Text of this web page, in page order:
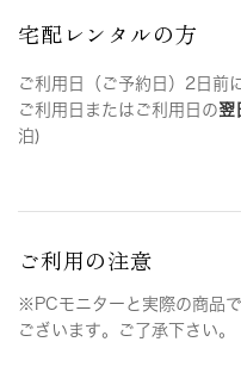
宅配レンタルの方
ご利用日（ご予約日）2日前
ご利用日またはご利用日の翌
泊)
ご利用の注意
※PCモニターと実際の商品
ございます。ご了承下さい。